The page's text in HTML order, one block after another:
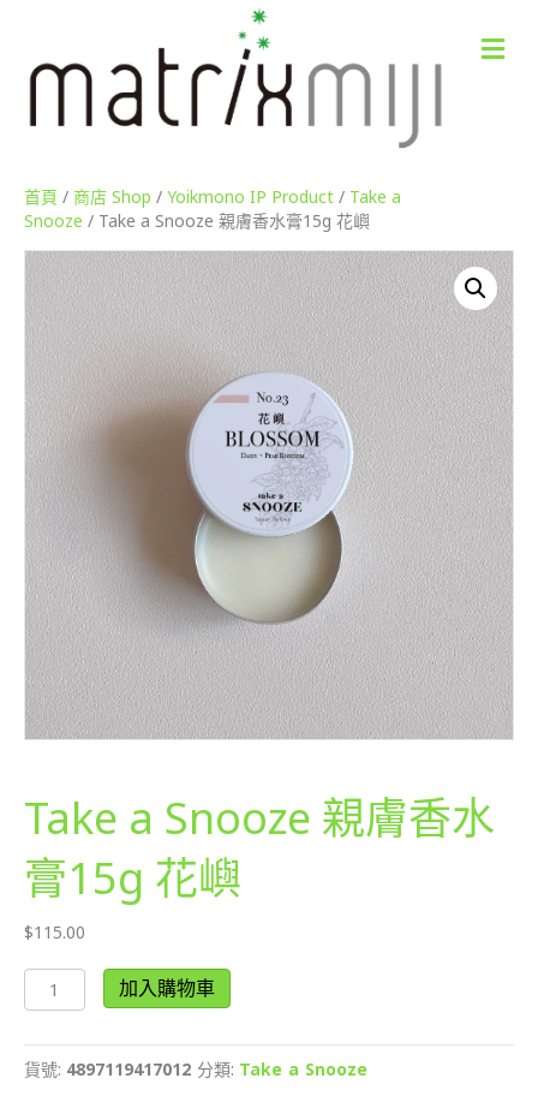
M
e
首頁 / 商店 Shop / Yoikmono IP Product / Take a
Snooze / Take a Snooze 親膚香水膏15g 花嶼
Take a Snooze 親膚香水
膏15g 花嶼
$115.00
Take
a
親
膚
加入購物車
貨號: 4897119417012 分類: Take a Snooze